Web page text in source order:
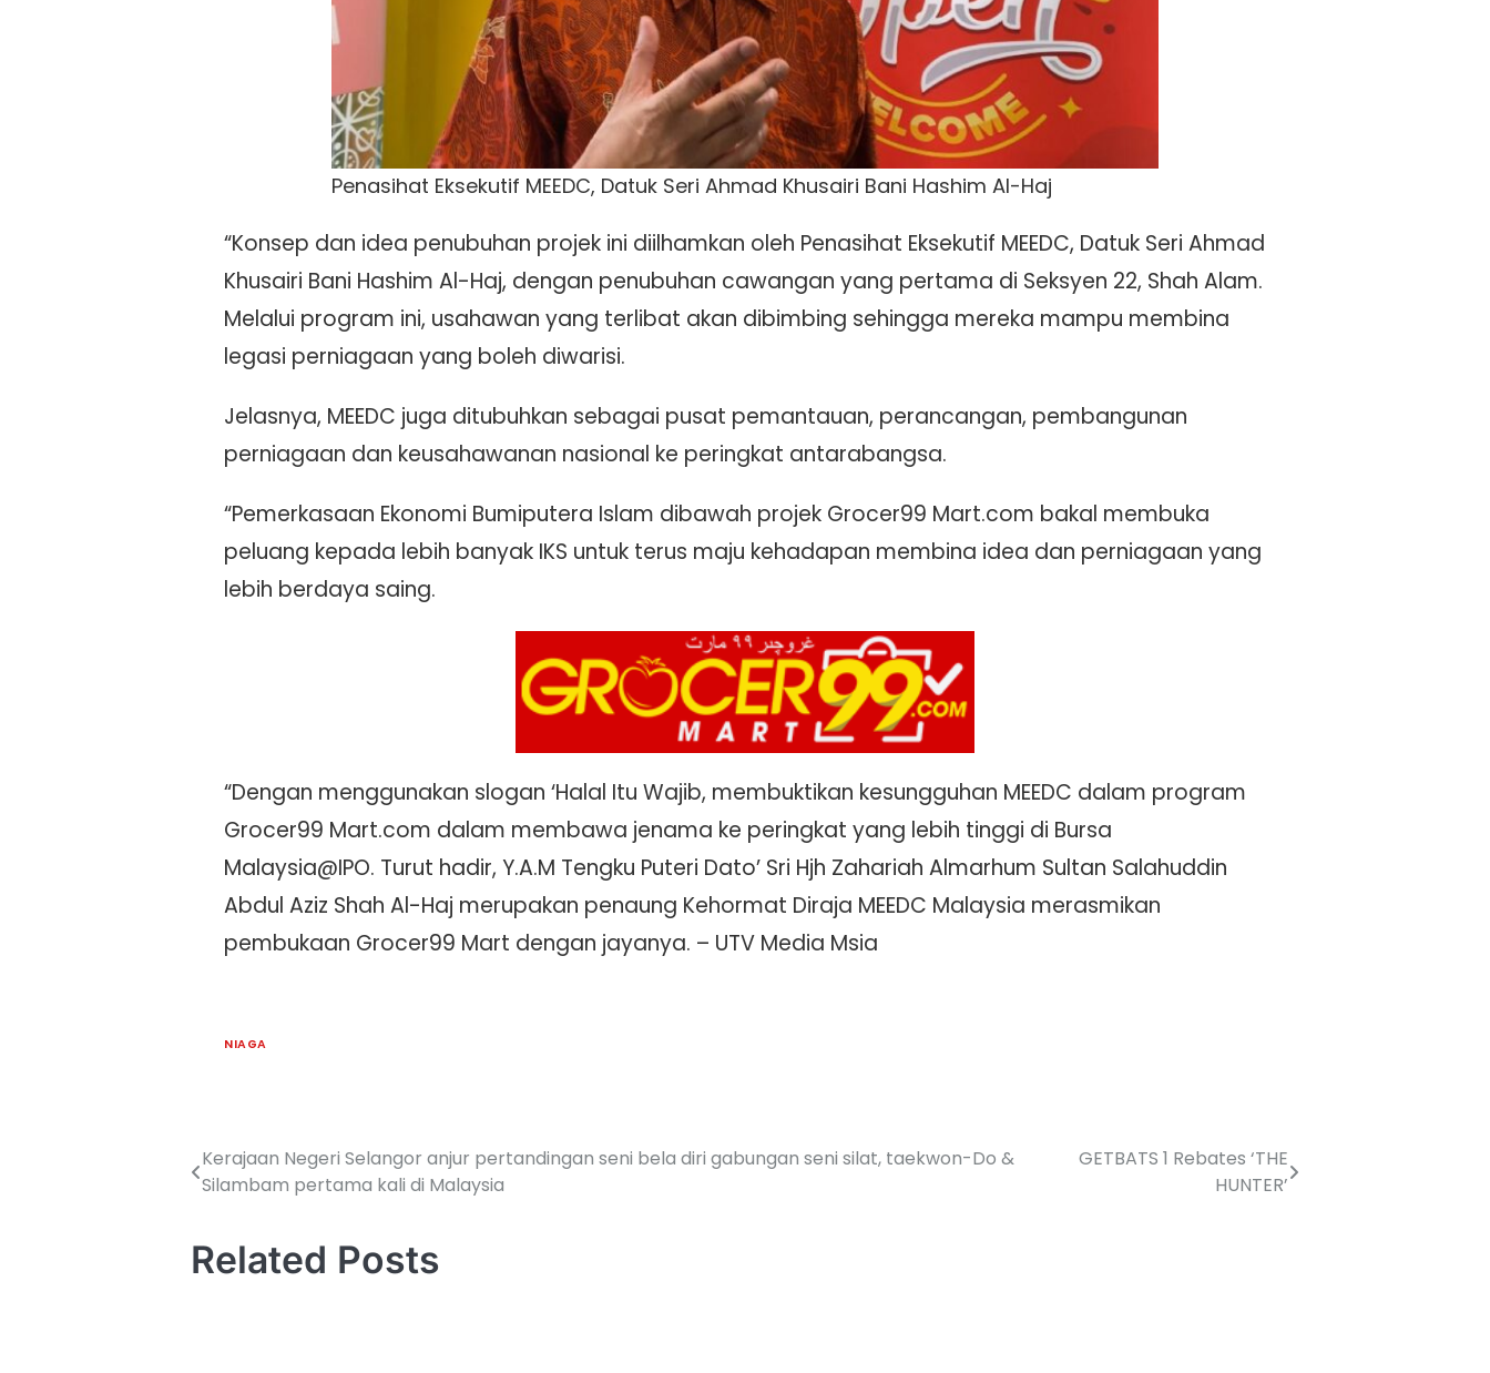
Penasihat Eksekutif MEEDC, Datuk Seri Ahmad Khusairi Bani Hashim Al-Haj
“Konsep dan idea penubuhan projek ini diilhamkan oleh Penasihat Eksekutif MEEDC, Datuk Seri Ahmad
Khusairi Bani Hashim Al-Haj, dengan penubuhan cawangan yang pertama di Seksyen 22, Shah Alam.
Melalui program ini, usahawan yang terlibat akan dibimbing sehingga mereka mampu membina
legasi perniagaan yang boleh diwarisi.
Jelasnya, MEEDC juga ditubuhkan sebagai pusat pemantauan, perancangan, pembangunan
perniagaan dan keusahawanan nasional ke peringkat antarabangsa.
“Pemerkasaan Ekonomi Bumiputera Islam dibawah projek Grocer99 Mart.com bakal membuka
peluang kepada lebih banyak IKS untuk terus maju kehadapan membina idea dan perniagaan yang
lebih berdaya saing.
“Dengan menggunakan slogan ‘Halal Itu Wajib, membuktikan kesungguhan MEEDC dalam program
Grocer99 Mart.com dalam membawa jenama ke peringkat yang lebih tinggi di Bursa
Malaysia@IPO. Turut hadir, Y.A.M Tengku Puteri Dato’ Sri Hjh Zahariah Almarhum Sultan Salahuddin
Abdul Aziz Shah Al-Haj merupakan penaung Kehormat Diraja MEEDC Malaysia merasmikan
pembukaan Grocer99 Mart dengan jayanya. – UTV Media Msia
NIAGA
Kerajaan Negeri Selangor anjur pertandingan seni bela diri gabungan seni silat, taekwon-Do &
Silambam pertama kali di Malaysia
GETBATS 1 Rebates ‘THE
HUNTER’
Related Posts